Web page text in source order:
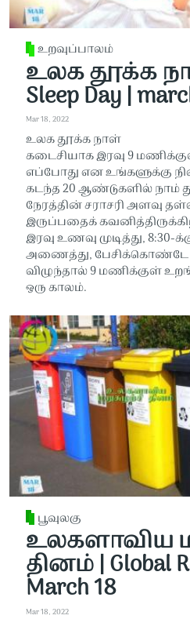
உறவுப்பாலம்
உலக தூக்க
Sleep Day |
Mar 18, 2022
உலக தூக்க நாள்
கடைசியாக இரவு 9
எப்போது என உங்களுக்கு
கடந்த 20 ஆண்டுகளில் நாம்
நேரத்தின் சராசரி
இருப்பதைக்
இரவு உணவு முடித்து, 8:30-
அணைத்து, பேசிக்கொண்டே
விழுந்தால் 9 மணிக்குள்
ஒரு காலம்.
பூவுலகு
உலகளாவிய
தினம் | Global
March 18
Mar 18, 2022